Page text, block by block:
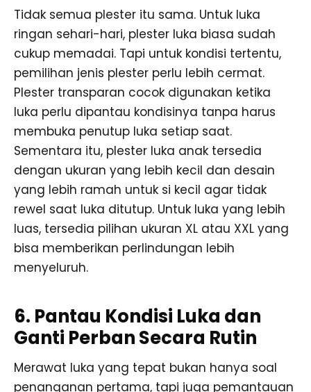
Tidak semua plester itu sama. Untuk luka
ringan sehari-hari, plester luka biasa sudah
cukup memadai. Tapi untuk kondisi tertentu,
pemilihan jenis plester perlu lebih cermat.
Plester transparan cocok digunakan ketika
luka perlu dipantau kondisinya tanpa harus
membuka penutup luka setiap saat.
Sementara itu, plester luka anak tersedia
dengan ukuran yang lebih kecil dan desain
yang lebih ramah untuk si kecil agar tidak
rewel saat luka ditutup. Untuk luka yang lebih
luas, tersedia pilihan ukuran XL atau XXL yang
bisa memberikan perlindungan lebih
menyeluruh.
6. Pantau Kondisi Luka dan
Ganti Perban Secara Rutin
Merawat luka yang tepat bukan hanya soal
penanganan pertama, tapi juga pemantauan